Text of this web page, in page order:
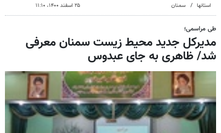
استانها سمنان ۲۵ اسفند ۱۴۰۰، ۱۱:۱۰
طی مراسمی؛
مدیرکل جدید محیط زیست سمنان معرفی
شد/ ظاهری به جای عبدوس